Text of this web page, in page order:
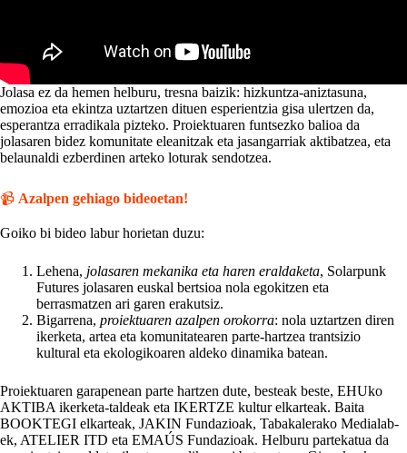
Jolasa ez da hemen helburu, tresna baizik: hizkuntza-aniztasuna,
emozioa eta ekintza uztartzen dituen esperientzia gisa ulertzen da,
esperantza erradikala pizteko. Proiektuaren funtsezko balioa da
jolasaren bidez komunitate eleanitzak eta jasangarriak aktibatzea, eta
belaunaldi ezberdinen arteko loturak sendotzea.
📹 Azalpen gehiago bideoetan!
Goiko bi bideo labur horietan duzu:
Lehena, jolasaren mekanika eta haren eraldaketa, Solarpunk
Futures jolasaren euskal bertsioa nola egokitzen eta
berrasmatzen ari garen erakutsiz.
Bigarrena, proiektuaren azalpen orokorra: nola uztartzen diren
ikerketa, artea eta komunitatearen parte-hartzea trantsizio
kultural eta ekologikoaren aldeko dinamika batean.
Proiektuaren garapenean parte hartzen dute, besteak beste, EHUko
AKTIBA ikerketa-taldeak eta IKERTZE kultur elkarteak. Baita
BOOKTEGI elkarteak, JAKIN Fundazioak, Tabakalerako Medialab-
ek, ATELIER ITD eta EMAÚS Fundazioak. Helburu partekatua da